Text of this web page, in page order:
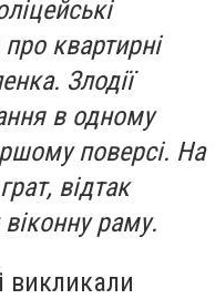
квартирні
Злодії
в одному
поверсі. На
відтак
раму.
викликали